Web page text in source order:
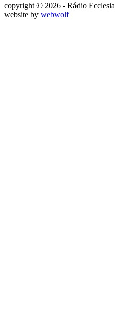
copyright © 2026 - Rádio Ecclesia
website by webwolf